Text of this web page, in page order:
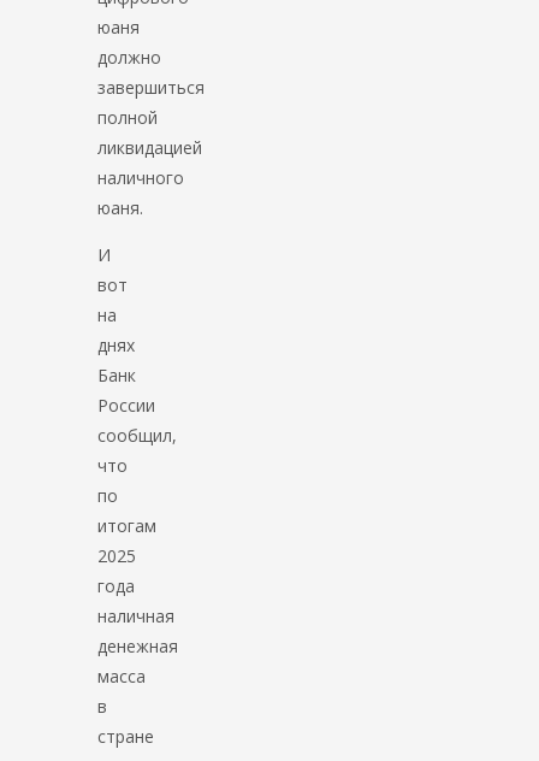
юаня
должно
завершиться
полной
ликвидацией
наличного
юаня.
И
вот
на
днях
Банк
России
сообщил,
что
по
итогам
2025
года
наличная
денежная
масса
в
стране